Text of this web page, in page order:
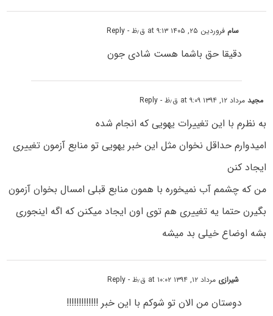
سام فروردین ۲۵, ۱۴۰۵ at ۹:۱۳ ق٫ظ - Reply
دقیقا حق باشما هست شادی جون
مجیدمرداد ۱۲, ۱۳۹۴ at ۹:۰۹ ق٫ظ - Reply
به نظرم با این تغییرات یهویی که انجام شده
امیدوارم حداقل نخوان مثل این خبر یهویی تو منابع آزمون تغییری
ایجاد کنن
من که چشمم آب نمیخوره با همون منابع قبلی امسال بخوان آزمون
بگیرن حتما یه تغییری هم توی اون ایجاد میکنن که اگه اینجوری
بشه اوضاع خیلی بد میشه
شیرازی مرداد ۱۲, ۱۳۹۴ at ۱۰:۰۲ ق٫ظ - Reply
دوستان من الان تو شوکم با این خبر !!!!!!!!!!!!!